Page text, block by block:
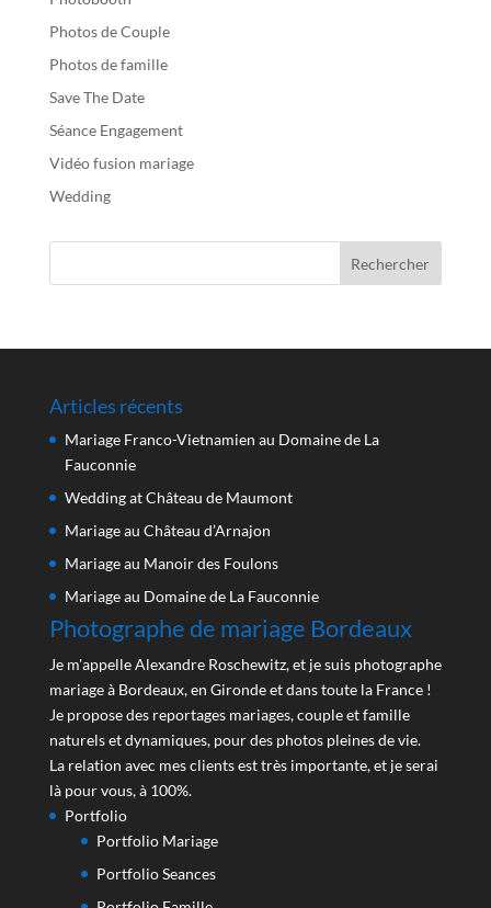
Photos de Couple
Photos de famille
Save The Date
Séance Engagement
Vidéo fusion mariage
Wedding
Articles récents
Mariage Franco-Vietnamien au Domaine de La
Fauconnie
Wedding at Château de Maumont
Mariage au Château d’Arnajon
Mariage au Manoir des Foulons
Mariage au Domaine de La Fauconnie
Photographe de mariage Bordeaux
Je m'appelle Alexandre Roschewitz, et je suis photographe
mariage à Bordeaux, en Gironde et dans toute la France !
Je propose des reportages mariages, couple et famille
naturels et dynamiques, pour des photos pleines de vie.
La relation avec mes clients est très importante, et je serai
là pour vous, à 100%.
Portfolio
Portfolio Mariage
Portfolio Seances